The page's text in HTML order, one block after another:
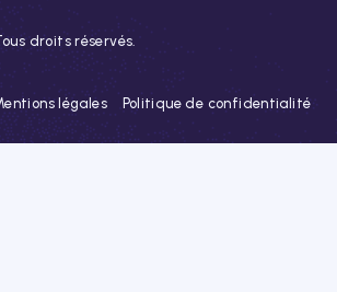
droits réservés.
légales Politique de confidentialité